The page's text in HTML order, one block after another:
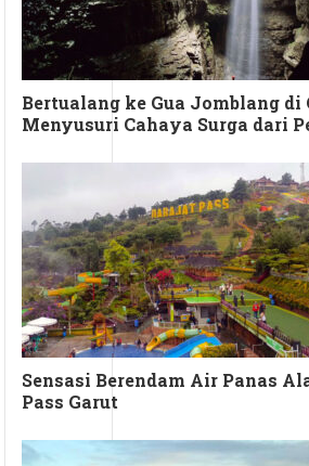
Bertualang ke Gua Jomblang di
Menyusuri Cahaya Surga dari
Sensasi Berendam Air Panas
Pass Garut